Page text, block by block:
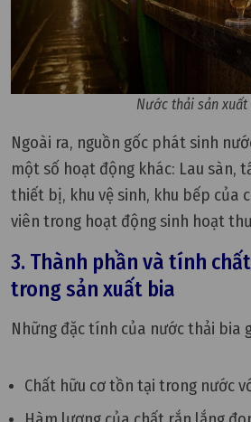
Nước thải sản xuất
Ngoài ra, nguồn gốc phát sinh
một số hoạt động khác: Lau sàn,
thiết bị, khu vệ sinh, khu bếp của
viên trong hoạt động sinh hoạt
3. Thành phần và tính
trong sản xuất bia
Những đặc tính của nước thải bia
Chất hữu cơ tồn tại trong nước